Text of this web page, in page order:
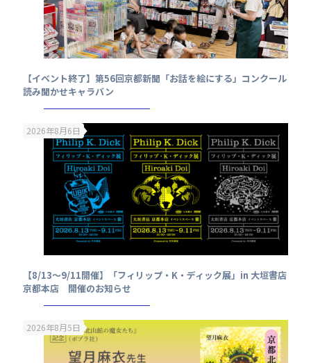
【イベント終了】第56回京都新聞「お話を絵にする」コンクール
読み聞かせキャラバン
2026年8月6日
【8/13～9/11開催】「フィリップ・K・ディック展」in 大垣書店
京都本店 開催のお知らせ
2026年8月5日